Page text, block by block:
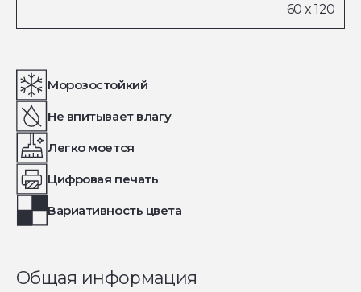
Морозостойкий
Не впитывает влагу
Легко моется
Цифровая печать
Вариативность цвета
Общая информация